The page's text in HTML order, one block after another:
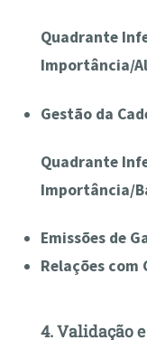
Quadrante
Importância/
Gestão da
Quadrante
Importância/
Emissões de
Relações com
4. Validação